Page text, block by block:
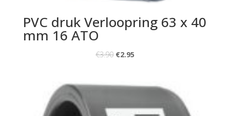
PVC druk Verloopring 63 x 40
mm 16 ATO
€3.90 €2.95